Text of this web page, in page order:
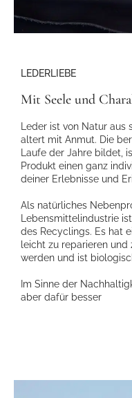
LEDERLIEBE
Mit Seele und
Leder ist von Natur aus
altert mit Anmut. Die
Laufe der Jahre bildet,
Produkt einen ganz
deiner Erlebnisse und
Als natürliches
Lebensmittelindustrie
des Recyclings. Es hat
leicht zu reparieren
werden und ist
Im Sinne der
aber dafür besser